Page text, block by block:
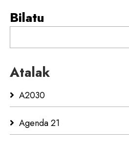
Bilatu
Atalak
A2030
Agenda 21